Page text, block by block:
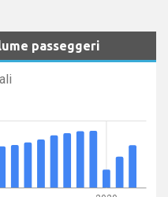
passeggeri